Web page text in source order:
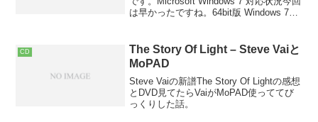
は早かったですね。64bit版 Windows 7上
CD
The Story Of Light – Steve Vaiと
MoPAD
Steve Vaiの新譜The Story Of Lightの感想
とDVD見てたらVaiがMoPAD使っててび
っくりした話。